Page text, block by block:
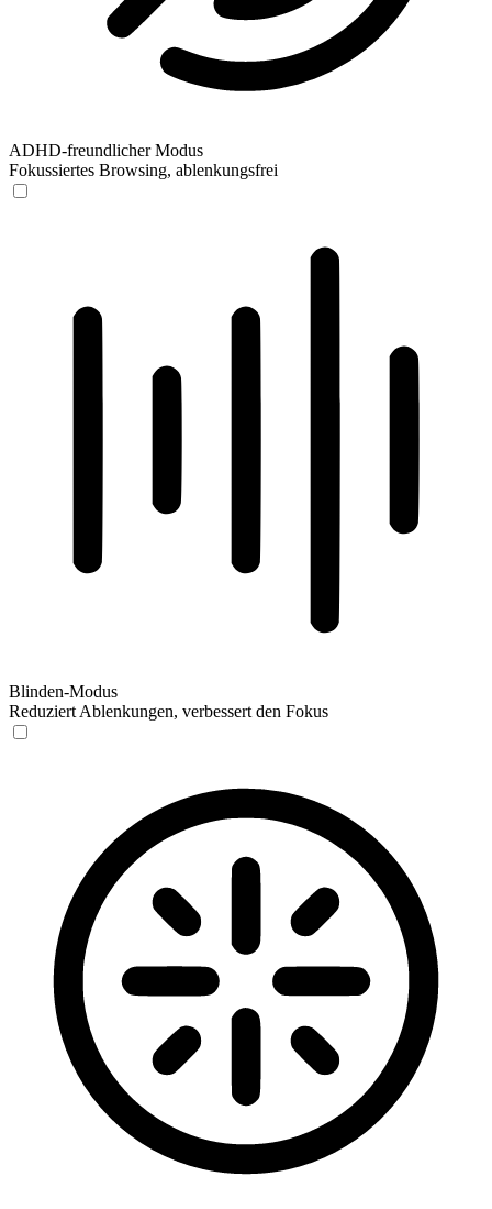
ADHD-freundlicher Modus
Fokussiertes Browsing, ablenkungsfrei
Blinden-Modus
Reduziert Ablenkungen, verbessert den Fokus